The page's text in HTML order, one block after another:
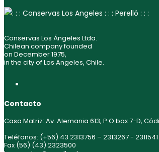
Conservas Los Ángeles Ltda.
Chilean company founded
on December 1975,
in the city of Los Angeles, Chile.
Contacto
Casa Matriz: Av. Alemania 613, P.O box 7-D,
Teléfonos: (+56) 43 2313756 – 2313267 - 2311541
Fax (56) (43) 2323500